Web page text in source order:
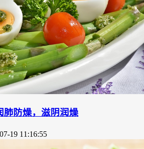
肺防燥，滋阴润燥
19 11:16:55